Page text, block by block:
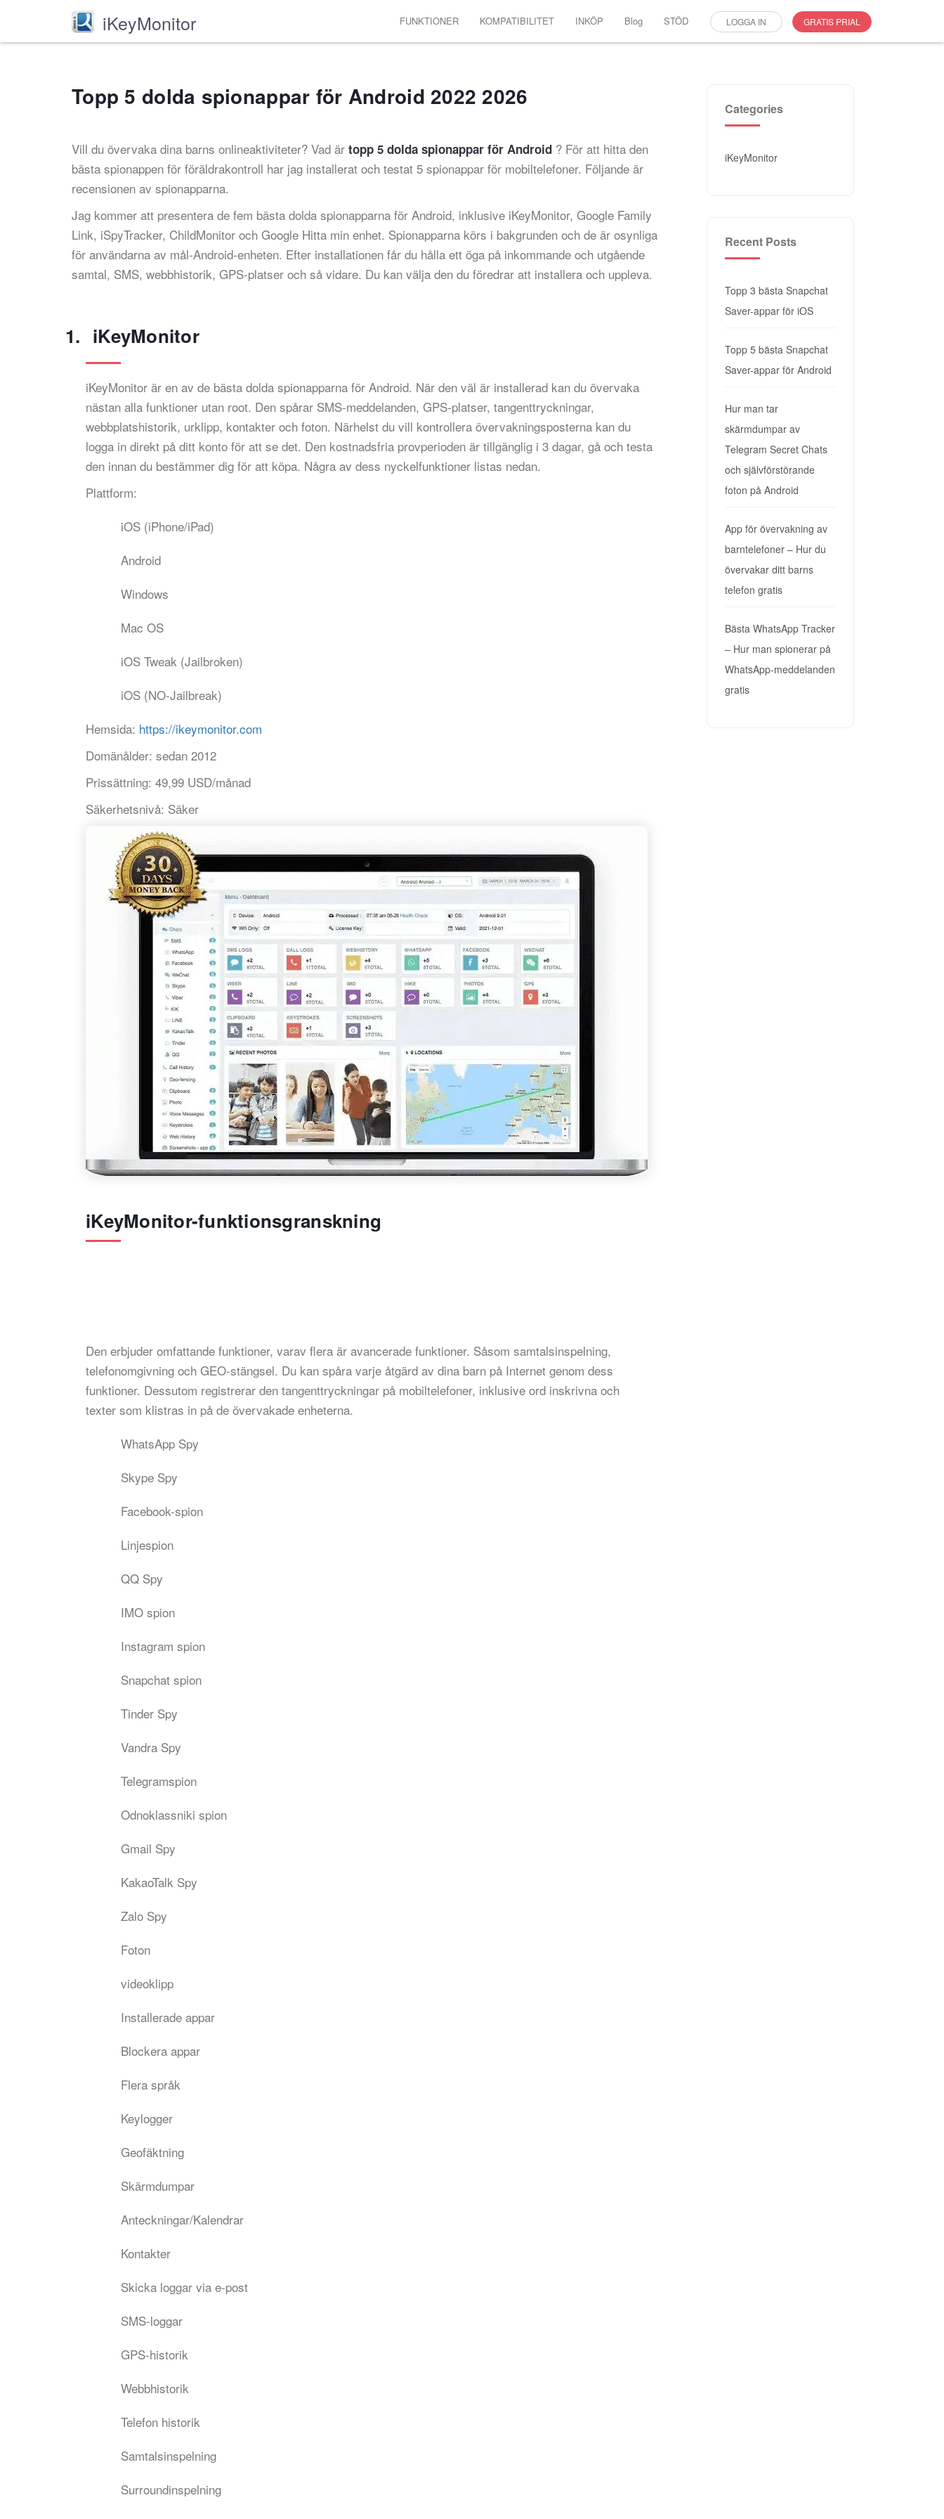
iKeyMonitor FUNKTIONER KOMPATIBILITET INKÖP Blog STÖD LOGGA IN GRATIS PRIAL
Topp 5 dolda spionappar för Android 2022 2026
Vill du övervaka dina barns onlineaktiviteter? Vad är topp 5 dolda spionappar för Android ? För att hitta den
bästa spionappen för föräldrakontroll har jag installerat och testat 5 spionappar för mobiltelefoner. Följande är
recensionen av spionapparna.
Jag kommer att presentera de fem bästa dolda spionapparna för Android, inklusive iKeyMonitor, Google Family
Link, iSpyTracker, ChildMonitor och Google Hitta min enhet. Spionapparna körs i bakgrunden och de är osynliga
för användarna av mål-Android-enheten. Efter installationen får du hålla ett öga på inkommande och utgående
samtal, SMS, webbhistorik, GPS-platser och så vidare. Du kan välja den du föredrar att installera och uppleva.
iKeyMonitor
iKeyMonitor är en av de bästa dolda spionapparna för Android. När den väl är installerad kan du övervaka
nästan alla funktioner utan root. Den spårar SMS-meddelanden, GPS-platser, tangenttryckningar,
webbplatshistorik, urklipp, kontakter och foton. Närhelst du vill kontrollera övervakningsposterna kan du
logga in direkt på ditt konto för att se det. Den kostnadsfria provperioden är tillgänglig i 3 dagar, gå och testa
den innan du bestämmer dig för att köpa. Några av dess nyckelfunktioner listas nedan.
Plattform:
iOS (iPhone/iPad)
Android
Windows
Mac OS
iOS Tweak (Jailbroken)
iOS (NO-Jailbreak)
Hemsida: https://ikeymonitor.com
Domänålder: sedan 2012
Prissättning: 49,99 USD/månad
Säkerhetsnivå: Säker
iKeyMonitor-funktionsgranskning
Den erbjuder omfattande funktioner, varav flera är avancerade funktioner. Såsom samtalsinspelning,
telefonomgivning och GEO-stängsel. Du kan spåra varje åtgärd av dina barn på Internet genom dess
funktioner. Dessutom registrerar den tangenttryckningar på mobiltelefoner, inklusive ord inskrivna och
texter som klistras in på de övervakade enheterna.
WhatsApp Spy
Skype Spy
Facebook-spion
Linjespion
QQ Spy
IMO spion
Instagram spion
Snapchat spion
Tinder Spy
Vandra Spy
Telegramspion
Odnoklassniki spion
Gmail Spy
KakaoTalk Spy
Zalo Spy
Foton
videoklipp
Installerade appar
Blockera appar
Flera språk
Keylogger
Geofäktning
Skärmdumpar
Anteckningar/Kalendrar
Kontakter
Skicka loggar via e-post
SMS-loggar
GPS-historik
Webbhistorik
Telefon historik
Samtalsinspelning
Surroundinspelning
Categories
iKeyMonitor
Recent Posts
Topp 3 bästa Snapchat
Saver-appar för iOS
Topp 5 bästa Snapchat
Saver-appar för Android
Hur man tar
skärmdumpar av
Telegram Secret Chats
och självförstörande
foton på Android
App för övervakning av
barntelefoner – Hur du
övervakar ditt barns
telefon gratis
Bästa WhatsApp Tracker
– Hur man spionerar på
WhatsApp-meddelanden
gratis